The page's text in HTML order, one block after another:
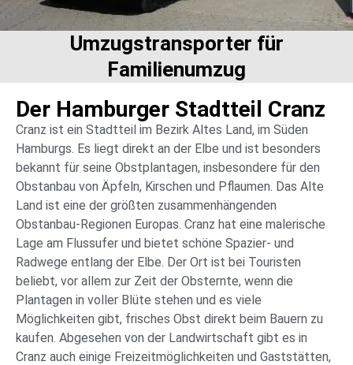
Umzugstransporter für
Familienumzug
Der Hamburger Stadtteil Cranz
Cranz ist ein Stadtteil im Bezirk Altes Land, im Süden
Hamburgs. Es liegt direkt an der Elbe und ist besonders
bekannt für seine Obstplantagen, insbesondere für den
Obstanbau von Äpfeln, Kirschen und Pflaumen. Das Alte
Land ist eine der größten zusammenhängenden
Obstanbau-Regionen Europas. Cranz hat eine malerische
Lage am Flussufer und bietet schöne Spazier- und
Radwege entlang der Elbe. Der Ort ist bei Touristen
beliebt, vor allem zur Zeit der Obsternte, wenn die
Plantagen in voller Blüte stehen und es viele
Möglichkeiten gibt, frisches Obst direkt beim Bauern zu
kaufen. Abgesehen von der Landwirtschaft gibt es in
Cranz auch einige Freizeitmöglichkeiten und Gaststätten,